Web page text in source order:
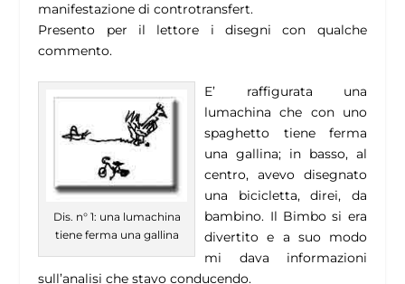
manifestazione di controtransfert.
Presento per il lettore i disegni con qualche
commento.
Dis. n° 1: una lumachina
tiene ferma una gallina
E’ raffigurata una
lumachina che con uno
spaghetto tiene ferma
una gallina; in basso, al
centro, avevo disegnato
una bicicletta, direi, da
bambino. Il Bimbo si era
divertito e a suo modo
mi dava informazioni
sull’analisi che stavo conducendo.